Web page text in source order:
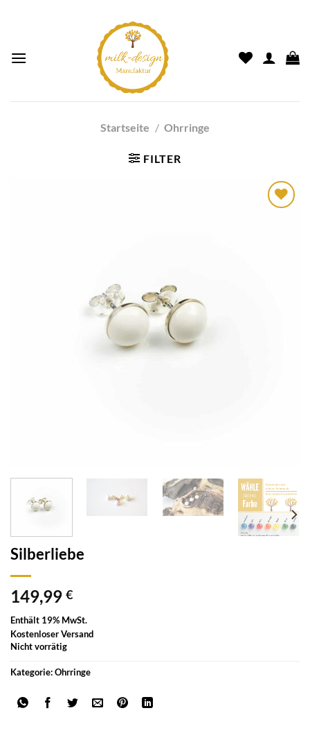
Startseite / Ohrringe
FILTER
Silberliebe
149,99 €
Enthält 19% MwSt.
Kostenloser Versand
Nicht vorrätig
Kategorie:Ohrringe